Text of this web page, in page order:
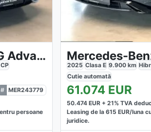
Mercedes-Benz E 300 AMG Advanced Night
CP
MER243779
persoane
2025 Clasa E 9.900km
Cutie automată
61.074EUR
50.474EUR + 21% TVA
Leasing de la 615 EUR/luna
juridice.